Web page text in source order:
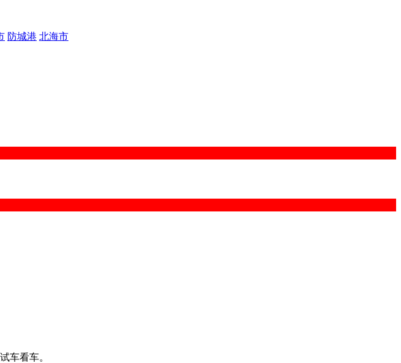
防城港 北海市
车看车。